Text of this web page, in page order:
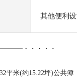
其他便利
・・・・・
平米(约15.22坪)公共簿